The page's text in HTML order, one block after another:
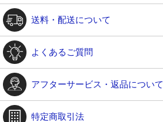
送料・配送について
よくあるご質問
アフターサービス・返品について
特定商取引法